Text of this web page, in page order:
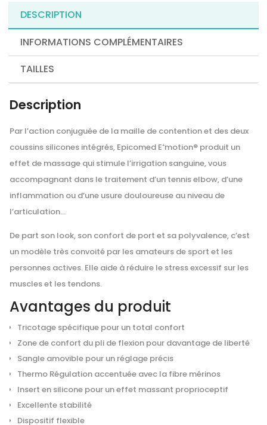
DESCRIPTION
INFORMATIONS COMPLÉMENTAIRES
TAILLES
Description
Par l’action conjuguée de la maille de contention et des deux
coussins silicones intégrés, Epicomed E⁺motion® produit un
effet de massage qui stimule l’irrigation sanguine, vous
accompagnant dans le traitement d’un tennis elbow, d’une
inflammation ou d’une usure douloureuse au niveau de
l’articulation…
De part son look, son confort de port et sa polyvalence, c’est
un modèle très convoité par les amateurs de sport et les
personnes actives. Elle aide à réduire le stress excessif sur les
muscles et les tendons.
Avantages du produit
Tricotage spécifique pour un total confort
Zone de confort du pli de flexion pour davantage de liberté
Sangle amovible pour un réglage précis
Thermo Régulation accentuée avec la fibre mérinos
Insert en silicone pour un effet massant proprioceptif
Excellente stabilité
Dispositif flexible